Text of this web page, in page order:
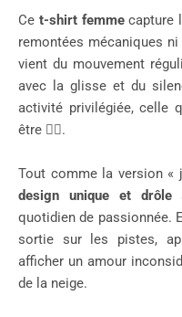
Ce t-shirt femmecapture
remontées mécaniques
vient du mouvement
avec la glisse et du
activité privilégiée, celle
être 🧘‍♀️.
Tout comme la version «
design unique et drôle
quotidien de passionnée.
sortie sur les pistes,
afficher un amour
de la neige.